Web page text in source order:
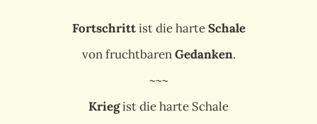
Fortschrittist die harteSchale
von fruchtbarenGedanken.
~~~
Kriegist die harte Schale